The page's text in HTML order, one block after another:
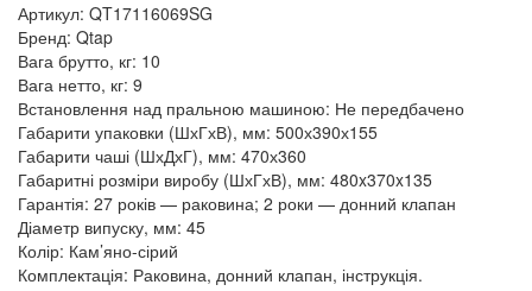
Артикул: QT17116069SG
Бренд: Qtap
Вага брутто, кг: 10
Вага нетто, кг: 9
Встановлення над пральною машиною: Не передбачено
Габарити упаковки (ШхГхВ), мм: 500х390х155
Габарити чаші (ШхДхГ), мм: 470х360
Габаритні розміри виробу (ШхГхВ), мм: 480x370x135
Гарантія: 27 років — раковина; 2 роки — донний клапан
Діаметр випуску, мм: 45
Колір: Кам’яно-сірий
Комплектація: Раковина, донний клапан, інструкція.